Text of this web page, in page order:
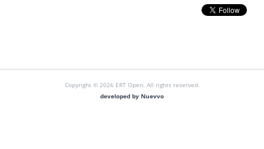
Copyright © 2026 ERT Open. All rights reserved.
developed by Nuevvo